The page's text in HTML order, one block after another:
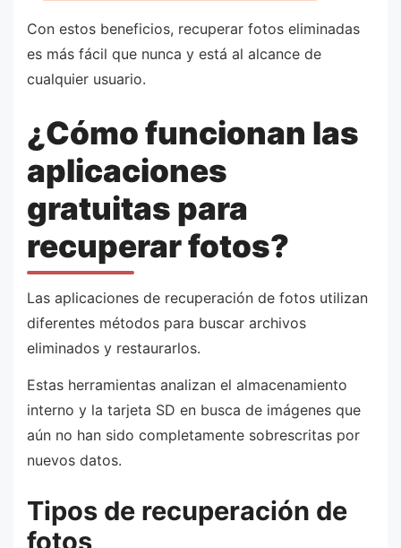
Con estos beneficios, recuperar fotos eliminadas
es más fácil que nunca y está al alcance de
cualquier usuario.
¿Cómo funcionan las
aplicaciones
gratuitas para
recuperar fotos?
Las aplicaciones de recuperación de fotos utilizan
diferentes métodos para buscar archivos
eliminados y restaurarlos.
Estas herramientas analizan el almacenamiento
interno y la tarjeta SD en busca de imágenes que
aún no han sido completamente sobrescritas por
nuevos datos.
Tipos de recuperación de
fotos